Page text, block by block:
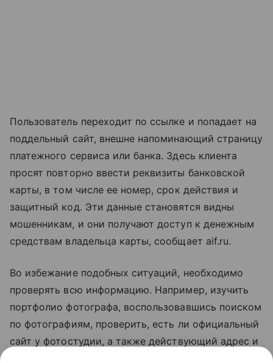
Пользователь переходит по ссылке и попадает на
поддельный сайт, внешне напоминающий страницу
платежного сервиса или банка. Здесь клиента
просят повторно ввести реквизиты банковской
карты, в том числе ее номер, срок действия и
защитный код. Эти данные становятся видны
мошенникам, и они получают доступ к денежным
средствам владельца карты, сообщает aif.ru.
Во избежание подобных ситуаций, необходимо
проверять всю информацию. Например, изучить
портфолио фотографа, воспользовавшись поиском
по фотографиям, проверить, есть ли официальный
сайт у фотостудии, а также действующий адрес и